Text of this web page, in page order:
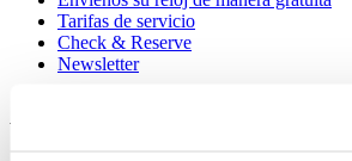
Tarifas de servicio
Check & Reserve
Newsletter